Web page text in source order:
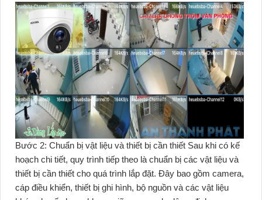
Bước 2: Chuẩn bị vật liệu và thiết bị cần thiết Sau khi có kế
hoạch chi tiết, quy trình tiếp theo là chuẩn bị các vật liệu và
thiết bị cần thiết cho quá trình lắp đặt. Đây bao gồm camera,
cáp điều khiển, thiết bị ghi hình, bộ nguồn và các vật liệu